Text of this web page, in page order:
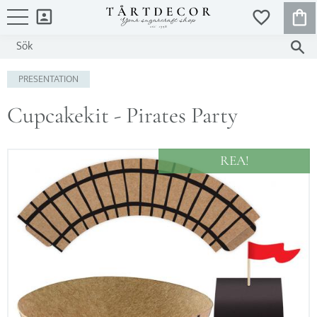
FAVORITER
PRESENTATION
Cupcakekit - Pirates Party
REA!